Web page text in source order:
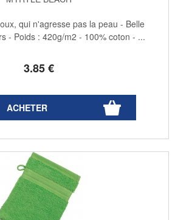
3.85€
qui n'agresse pas la peau - Belle
- Poids : 420g/m2 - 100% coton - ...